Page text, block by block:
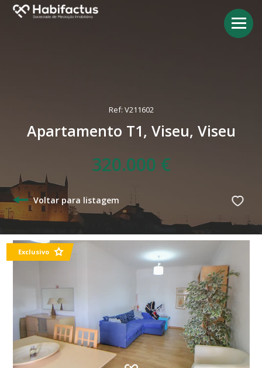
Ref: V211602
Apartamento T1, Viseu, Viseu
320.000 €
Voltar para listagem
Exclusivo